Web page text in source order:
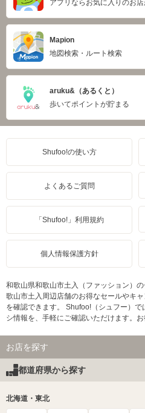
アプリならお気に入りのお店
Mapion
地図検索・ルート検索
aruku&（あるくと）
歩いてポイントが貯まる
Shufoo!の使い方
よくあるご質問
「Shufoo!」利用規約
個人情報保護方針
和歌山県和歌山市土入（ファッション）
歌山市土入周辺店舗のお得なセールやキ
を確認できます。 Shufoo!（シュフー）
シ情報を、手軽にご確認いただけます。
お店を探す
都道府県から探す
北海道・東北